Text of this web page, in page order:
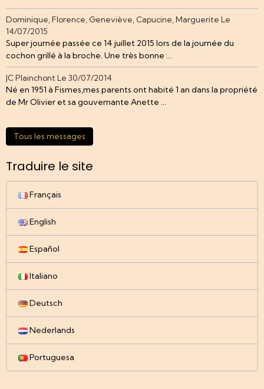
Dominique, Florence, Geneviève, Capucine, Marguerite Le
14/07/2015
Super journée passée ce 14 juillet 2015 lors de la journée du
cochon grillé à la broche. Une très bonne ...
JC Plainchont Le 30/07/2014
Né en 1951 à Fismes,mes parents ont habité 1 an dans la propriété
de Mr Olivier et sa gouvernante Anette ...
Tous les messages
Traduire le site
Français
English
Español
Italiano
Deutsch
Nederlands
Portuguesa